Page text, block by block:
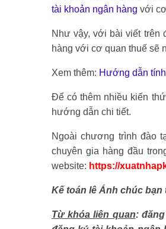
tài khoản ngân hàng với
Như vậy, với bài viết trên
hàng với cơ quan thuế sẽ
Xem thêm: Hướng dẫn
Để có thêm nhiều kiến
hướng dẫn chi tiết.
Ngoài chương trình đào
chuyên gia hàng đầu
website: https://
Kế toán lê Ánh chúc bạn
Từ khóa liên quan: